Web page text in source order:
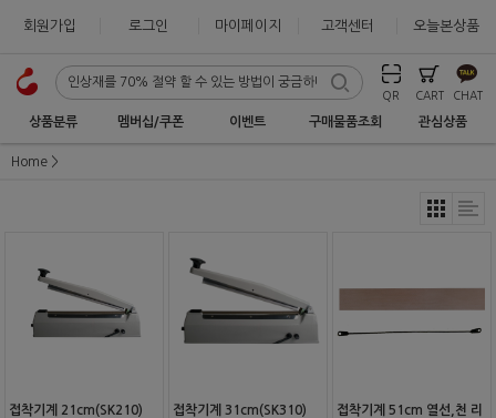
회원가입 로그인 마이페이지 고객센터 오늘본상품
QR CART CHAT
상품분류 멤버십/쿠폰 이벤트 구매물품조회 관심상품
Home
접착기계 21cm(SK210)
접착기계 31cm(SK310)
접착기계 51cm 열선,천 리